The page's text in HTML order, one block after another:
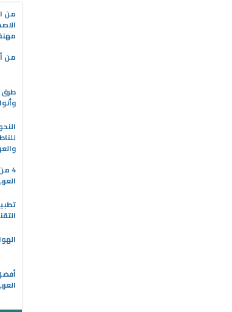
من
من
طرق
4